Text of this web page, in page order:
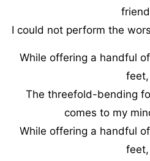
I could not perform the
While offering a handful
feet,
The threefold-bending
comes to my
While offering a handful
feet,